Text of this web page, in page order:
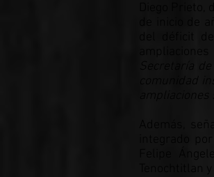
Diego
de inicio de
del déficit
Secretaría
comunidad
Además,
integrado
Felipe
Tenochtitlan